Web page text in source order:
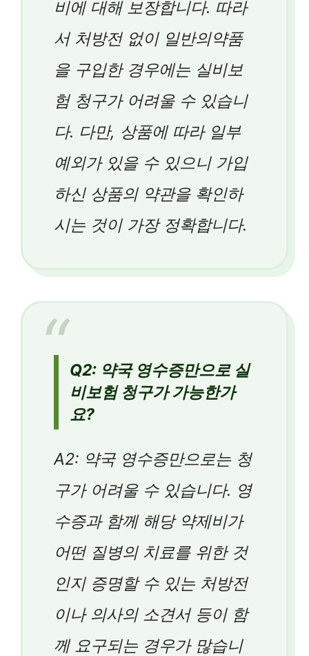
비에 대해 보장합니다. 따라
서 처방전 없이 일반의약품
을 구입한 경우에는 실비보
험 청구가 어려울 수 있습니
다. 다만, 상품에 따라 일부
예외가 있을 수 있으니 가입
하신 상품의 약관을 확인하
시는 것이 가장 정확합니다.
Q2: 약국 영수증만으로 실
비보험 청구가 가능한가
요?
A2: 약국 영수증만으로는 청
구가 어려울 수 있습니다. 영
수증과 함께 해당 약제비가
어떤 질병의 치료를 위한 것
인지 증명할 수 있는 처방전
이나 의사의 소견서 등이 함
께 요구되는 경우가 많습니